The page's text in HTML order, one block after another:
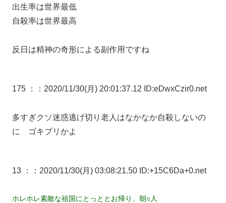
出生率は世界最低
自殺率は世界最高
反日は精神の奇形による副作用ですね
175 ： ：2020/11/30(月) 20:01:37.12 ID:eDwxCzir0.net
多すぎクソ迷惑逃げ切り老人はなかなか自殺しないの
に ゴキブリかよ
13 ： ：2020/11/30(月) 03:08:21.50 ID:+15C6Da+0.net
ホレホレ素敵な祖国にとっととお帰り、朝○人